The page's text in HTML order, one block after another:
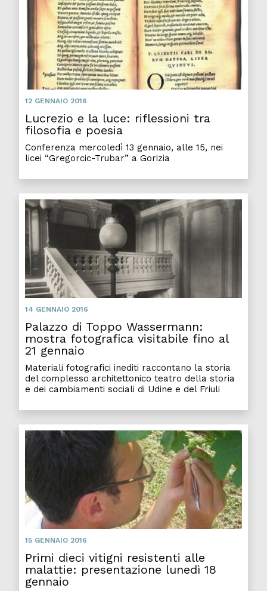
12 GENNAIO 2016
Lucrezio e la luce: riflessioni tra
filosofia e poesia
Conferenza mercoledì 13 gennaio, alle 15, nei
licei “Gregorcic-Trubar” a Gorizia
14 GENNAIO 2016
Palazzo di Toppo Wassermann:
mostra fotografica visitabile fino al
21 gennaio
Materiali fotografici inediti raccontano la storia
del complesso architettonico teatro della storia
e dei cambiamenti sociali di Udine e del Friuli
15 GENNAIO 2016
Primi dieci vitigni resistenti alle
malattie: presentazione lunedì 18
gennaio